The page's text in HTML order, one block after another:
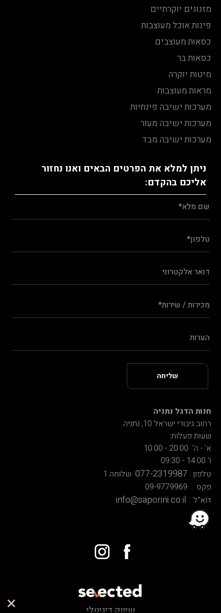
מזנונים יוקרתיים
פינות אוכל מעוצבות
כסאות מעוצבים
כסאות בר
מיטות יוקרה
מראות מעוצבות
מערכות ישיבה פינתיות
מערכות ישיבה מעור
מערכות ישיבה מבד
ניתן למלא את הפרטים הבאים ואנו נחזור
אליכם בהקדם:
חנות הדגל נתניה
רחוב גיבורי ישראל 10, נתניה
שעות פעלות:
א' - ה' 20:00 - 10:00
ו' 14:00 - 09:30
טלפון : 077-2319987 שלוחה 1
פקס : 09-9779969
דוא"ל : info@saporini.co.il
שיווק דיגיטלי